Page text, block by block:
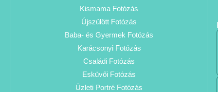
Kismama Fotózás
Újszülött Fotózás
Baba- és Gyermek Fotózás
Karácsonyi Fotózás
Családi Fotózás
Esküvői Fotózás
Üzleti Portré Fotózás